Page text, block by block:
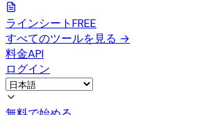
ラインシートFREE
すべてのツールを見る →
料金API
ログイン